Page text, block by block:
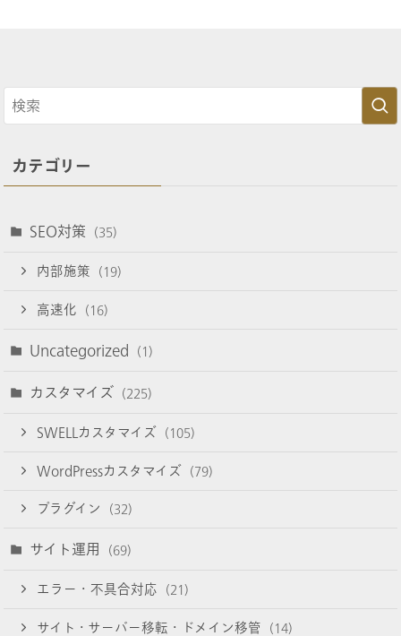
カテゴリー
SEO対策 (35)
内部施策 (19)
高速化 (16)
Uncategorized (1)
カスタマイズ (225)
SWELLカスタマイズ (105)
WordPressカスタマイズ (79)
プラグイン (32)
サイト運用 (69)
エラー・不具合対応 (21)
サイト・サーバー移転・ドメイン移管 (14)